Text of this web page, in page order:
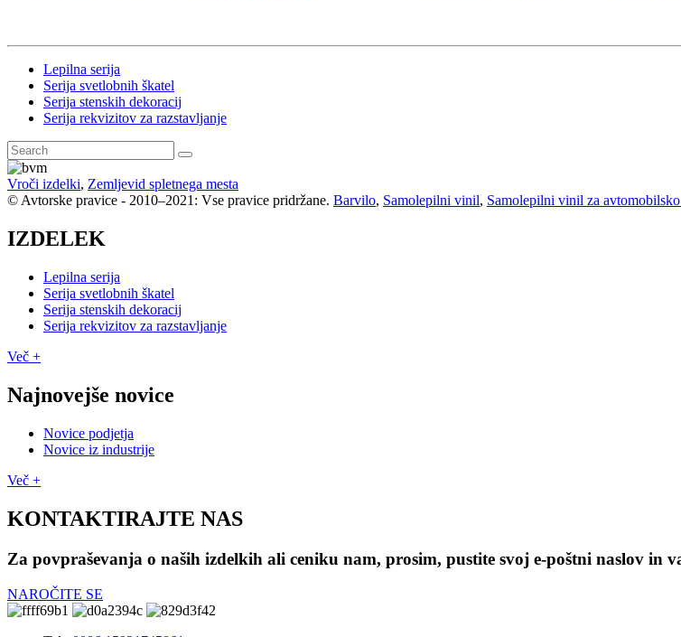
Lepilna serija
Serija svetlobnih škatel
Serija stenskih dekoracij
Serija rekvizitov za razstavljanje
Vroči izdelki, Zemljevid spletnega mesta
© Avtorske pravice - 2010–2021: Vse pravice pridržane. Barvilo, Samolepilni vinil, Samolepilni vinil za
IZDELEK
Lepilna serija
Serija svetlobnih škatel
Serija stenskih dekoracij
Serija rekvizitov za razstavljanje
Več +
Najnovejše novice
Novice podjetja
Novice iz industrije
Več +
KONTAKTIRAJTE NAS
Za povpraševanja o naših izdelkih ali ceniku nam, prosim, pustite svoj e-poštni naslov in
NAROČITE SE